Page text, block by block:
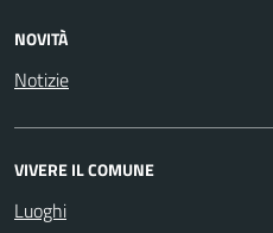
NOVITÀ
Notizie
VIVERE IL COMUNE
Luoghi